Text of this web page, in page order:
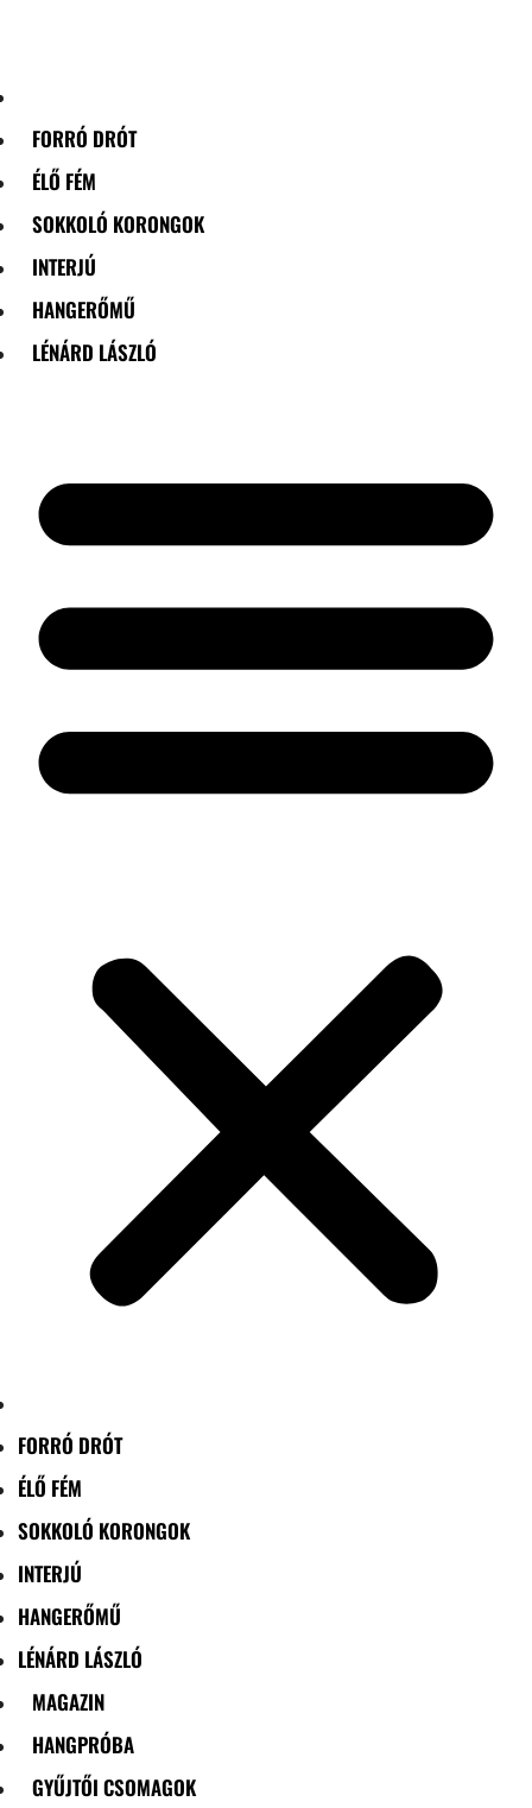
FORRÓ DRÓT
ÉLŐ FÉM
SOKKOLÓ KORONGOK
INTERJÚ
HANGERŐMŰ
LÉNÁRD LÁSZLÓ
FORRÓ DRÓT
ÉLŐ FÉM
SOKKOLÓ KORONGOK
INTERJÚ
HANGERŐMŰ
LÉNÁRD LÁSZLÓ
MAGAZIN
HANGPRÓBA
GYŰJTŐI CSOMAGOK